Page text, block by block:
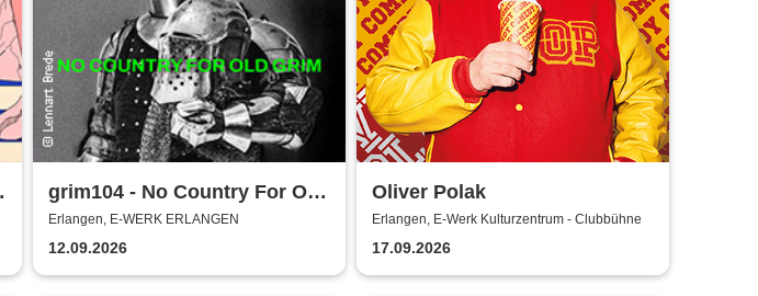
grim104 - No Country For Old
Grim Tour 2026
Erlangen, E-WERK ERLANGEN
12.09.2026
Oliver Polak
Erlangen, E-Werk Kulturzentrum - Clubbühne
17.09.2026